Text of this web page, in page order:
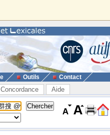
Outils Contact
Concordance Aide